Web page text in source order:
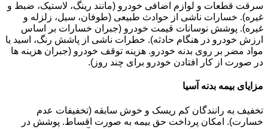
سرقت قطعات و لوازم اضافی خودرو (مانند رینگ، لاستیک، ضبط و
غیره). خسارات ناشی از حوادث طبیعی (طوفان، سیل، زلزله و
غیره). پوشش نوسانات قیمت خودرو (جبران خسارات بر اساس
ارزش خودرو در هنگام حادثه). خطرات ناشی از پاشش رنگ، اسید یا
مواد مضر بر روی بدنه خودرو. هزینه توقف خودرو (جبران هزینه ها
در صورت از کار افتادن خودرو برای چند روز).
مزایای بیمه بدنه آسیا
تخفیف به رانندگان کم ریسک و خوش سابقه (تخفیفات عدم
خسارت). امکان پرداخت حق بیمه به صورت اقساط. پوشش در